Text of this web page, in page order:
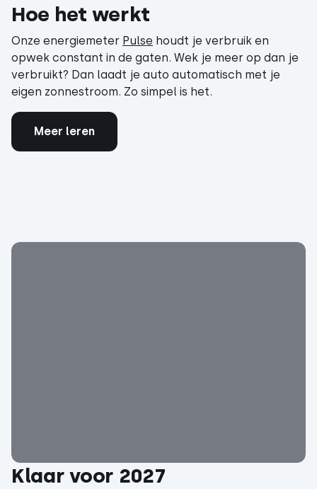
Hoe het werkt
Onze energiemeter Pulse houdt je verbruik en
opwek constant in de gaten. Wek je meer op dan je
verbruikt? Dan laadt je auto automatisch met je
eigen zonnestroom. Zo simpel is het.
Meer leren
Klaar voor 2027